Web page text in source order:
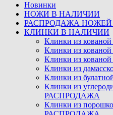
Новинки
НОЖИ В НАЛИЧИИ
РАСПРОДАЖА НОЖЕЙ
КЛИНКИ В НАЛИЧИИ
Клинки из
Клинки из
Клинки из
Клинки из
Клинки из
Клинки из
РАСПРОДАЖА
Клинки из